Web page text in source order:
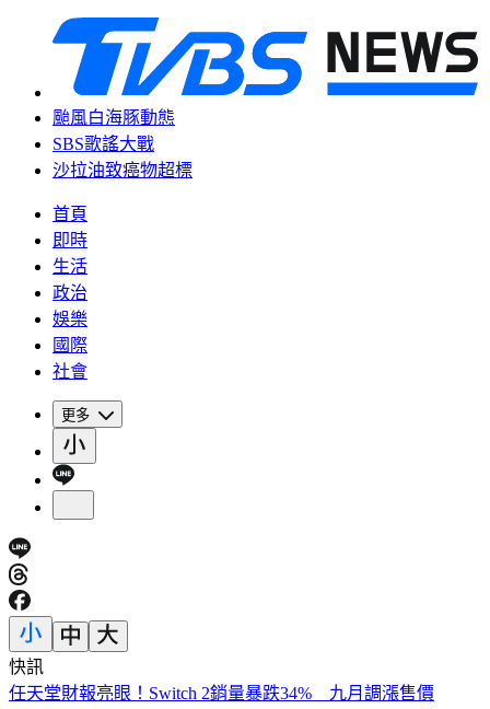
颱風白海豚動態
SBS歌謠大戰
沙拉油致癌物超標
首頁
即時
生活
政治
娛樂
國際
社會
更多
快訊
開砲東發號不厚道 詹江村：沒必要先找蔣萬安簽名再嘲諷